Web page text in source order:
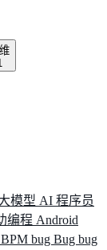
模型 AI 程序员
编程 Android
BPM bug Bug bug